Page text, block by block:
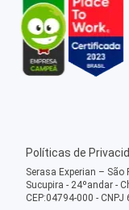
Políticas de
Serasa Experian –
Sucupira - 24ºandar -
CEP:04794-000 -